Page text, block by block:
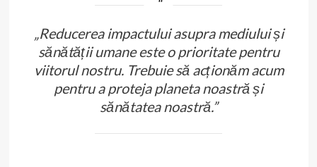
„Reducerea impactului asupra mediului și
sănătății umane este o prioritate pentru
viitorul nostru. Trebuie să acționăm acum
pentru a proteja planeta noastră și
sănătatea noastră.”